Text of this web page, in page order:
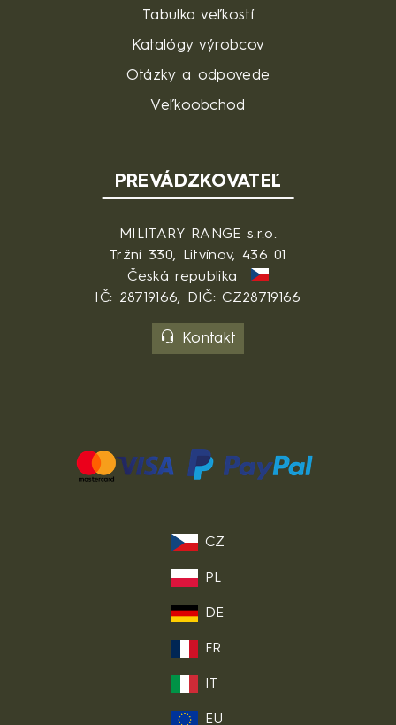
Tabulka veľkostí
Katalógy výrobcov
Otázky a odpovede
Veľkoobchod
PREVÁDZKOVATEĽ
MILITARY RANGE s.r.o.
Tržní 330, Litvínov, 436 01
Česká republika
IČ: 28719166, DIČ: CZ28719166
Kontakt
CZ
PL
DE
FR
EU